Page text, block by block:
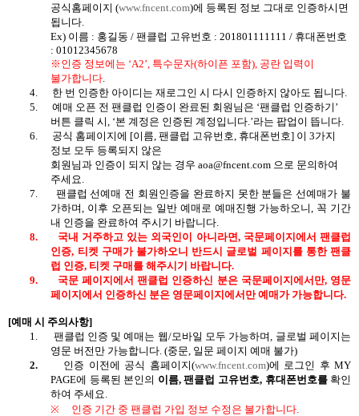
공식홈페이지 (www.fncent.com)에 등록된 정보 그대로 인증하시면
됩니다
Ex) 이름 : 홍길동 /팬클럽 고유번호 : 201801111111 / 휴대폰번호
: 01012345678
※인증 정보에는 ‘A2’, 특수문자(하이픈 포함), 공란 입력이
불가합니다
4.
한 번 인증한 아이디는 재로그인 시 다시 인증하지 않아도 됩니다.
5.
예매 오픈 전 팬클럽 인증이 완료된 회원님은 ‘팬클럽 인증하기 ’
버튼 클릭 시 , ‘본 계정은 인증된 계정입니다 .’라는 팝업이 뜹니다
6.
공식 홈페이지에 [이름 팬클럽 고유번호 휴대폰번호] 이 3가지
정보 모두 등록되지 않은
회원님과 인증이 되지 않는 경우aoa@fncent.com 으로 문의하여
주세요
7.
팬클럽 선예매 전 회원인증을 완료하지 못한 분들은 선예매가 불
가하며
이후 오픈되는 일반 예매로 예매진행 가능하오니
꼭 기간
내 인증을 완료하여 주시기 바랍니다
8.
국내 거주하고 있는 외국인이 아니라면, 국문페이지에서 팬클럽
인증, 티켓 구매가 불가하오니 반드시 글로벌 페이지를 통한 팬클
럽 인증, 티켓 구매를 해주시기 바랍니다.
9.
국문 페이지에서 팬클럽 인증하신 분은 국문페이지에서만, 영문
페이지에서 인증하신 분은 영문페이지에서만 예매가 가능합니다.
[예매 시 주의사항]
1.
팬클럽 인증 및 예매는 웹/모바일 모두 가능하며
글로벌 페이지는
영문 버전만 가능합니다 . (중문 일문 페이지 예매 불가)
2.
인증 이전에 공식 홈페이지(www.fncent.com)에 로그인 후 MY
PAGE에 등록된 본인의 이름,팬클럽 고유번호, 휴대폰번호를확인
하여 주세요
※
인증 기간 중 팬클럽 가입 정보 수정은 불가합니다